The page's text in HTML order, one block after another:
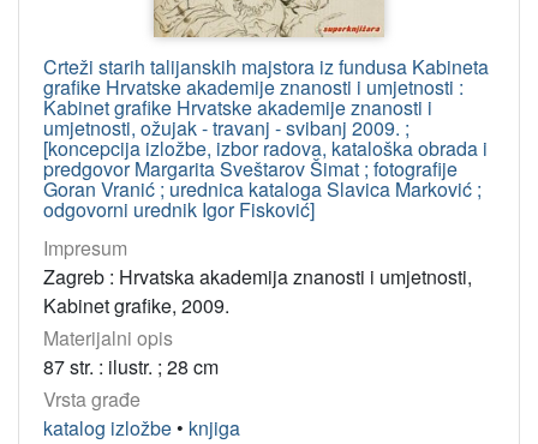
Crteži starih talijanskih majstora iz fundusa Kabineta
grafike Hrvatske akademije znanosti i umjetnosti :
Kabinet grafike Hrvatske akademije znanosti i
umjetnosti, ožujak - travanj - svibanj 2009. ;
[koncepcija izložbe, izbor radova, kataloška obrada i
predgovor Margarita Sveštarov Šimat ; fotografije
Goran Vranić ; urednica kataloga Slavica Marković ;
odgovorni urednik Igor Fisković]
Impresum
Zagreb : Hrvatska akademija znanosti i umjetnosti,
Kabinet grafike, 2009.
Materijalni opis
87 str. : ilustr. ; 28 cm
Vrsta građe
katalog izložbe • knjiga